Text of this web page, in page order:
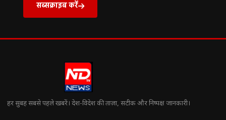
सब्सक्राइब करें
हर सुबह सबसे पहले खबरें। देश-विदेश की ताज़ा, सटीक और निष्पक्ष जानकारी।